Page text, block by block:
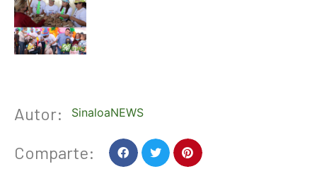
Autor: SinaloaNEWS
Comparte: